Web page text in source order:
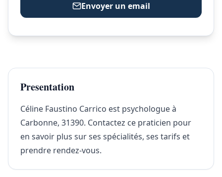
Envoyer un email
Presentation
Céline Faustino Carrico est psychologue à
Carbonne, 31390. Contactez ce praticien pour
en savoir plus sur ses spécialités, ses tarifs et
prendre rendez-vous.